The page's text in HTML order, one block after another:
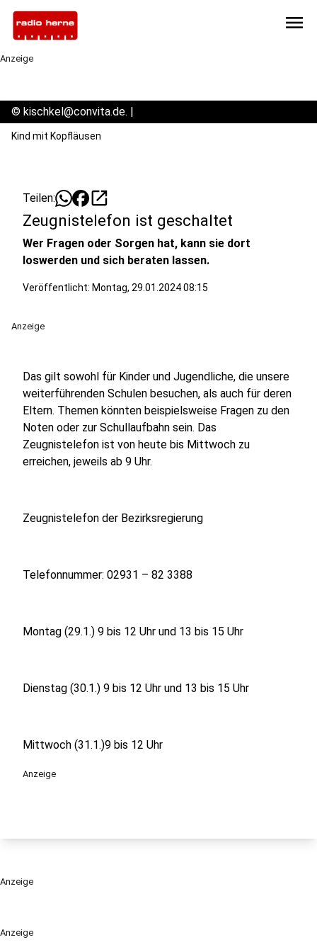
menu
Anzeige
Anzeige
© kischkel@convita.de. |
Kind mit Kopfläusen
Teilen: open_in_new
Zeugnistelefon ist geschaltet
Wer Fragen oder Sorgen hat, kann sie dort
loswerden und sich beraten lassen.
Veröffentlicht: Montag, 29.01.2024 08:15
Anzeige
Das gilt sowohl für Kinder und Jugendliche, die unsere
weiterführenden Schulen besuchen, als auch für deren
Eltern. Themen könnten beispielsweise Fragen zu den
Noten oder zur Schullaufbahn sein. Das
Zeugnistelefon ist von heute bis Mittwoch zu
erreichen, jeweils ab 9 Uhr.
Zeugnistelefon der Bezirksregierung
Telefonnummer: 02931 – 82 3388
Montag (29.1.) 9 bis 12 Uhr und 13 bis 15 Uhr
Dienstag (30.1.) 9 bis 12 Uhr und 13 bis 15 Uhr
Mittwoch (31.1.)9 bis 12 Uhr
Anzeige
Anzeige